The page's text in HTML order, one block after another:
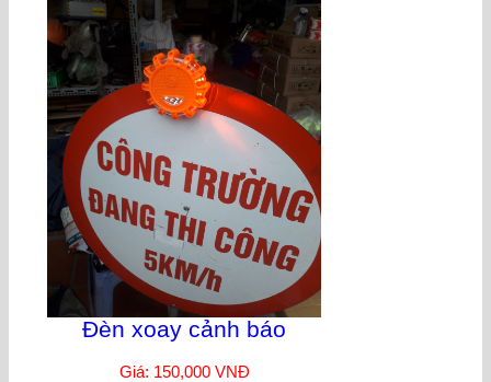
Đèn xoay cảnh báo
Giá: 150,000 VNĐ